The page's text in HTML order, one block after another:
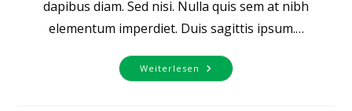
dapibus diam. Sed nisi. Nulla quis sem at nibh
elementum imperdiet. Duis sagittis ipsum.…
Weiterlesen Conubia
Nostra